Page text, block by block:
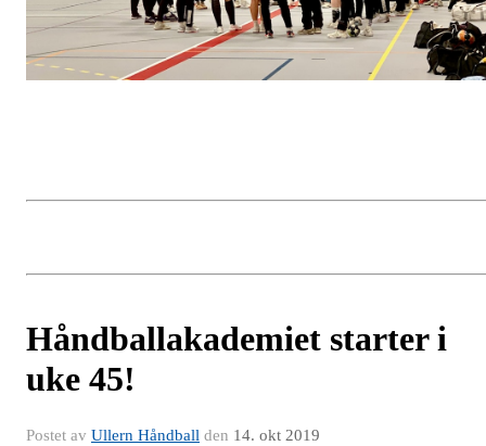
Håndballakademiet starter i
uke 45!
Postet av Ullern Håndball den 14. okt 2019